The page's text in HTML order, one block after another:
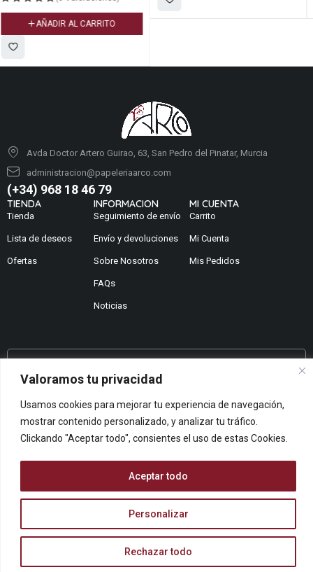
Valoramos tu privacidad
Usamos cookies para mejorar tu experiencia de navegación,
mostrar contenido personalizado, y analizar tu tráfico.
Clickando "Aceptar todo", consientes el uso de estas Cookies.
Personalizar
Rechazar todo
Aceptar todo
Avda Doctor Artero Guirao, 63, San Pedro del Pinatar, Murcia
administracion@papeleriaarco.com
(+34) 968 18 46 79
TIENDA
Tienda
Lista de deseos
Ofertas
INFORMACION
Seguimiento de envío
Envío y devoluciones
Sobre Nosotros
FAQs
Noticias
MI CUENTA
Carrito
Mi Cuenta
Mis Pedidos
¿No encuentras lo que buscas?
¿Te podemos ayudar?
Queremos saber tu opinión
© ARCOPAPEL 2006 S.L. | Todos los derechos reservados